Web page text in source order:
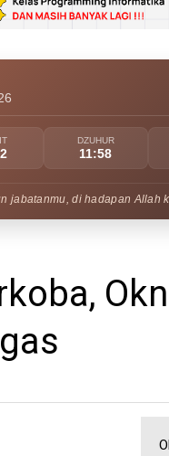
DZUHUR
11:58
jabatanmu, di hadapan Allah